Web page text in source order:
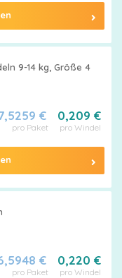
9-14 kg, Größe 4
0,209 €
pro Windel
€
pro Paket
0,220 €
pro Windel
€
pro Paket